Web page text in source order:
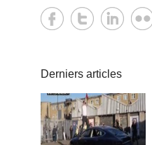
Derniers articles